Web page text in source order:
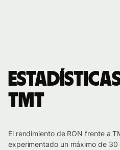
Estadísticas
TMT
El rendimiento de RON frente a
experimentado un máximo de